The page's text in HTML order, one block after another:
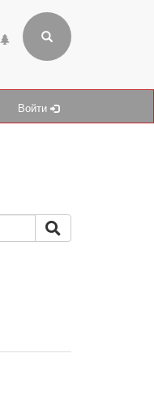
Войти